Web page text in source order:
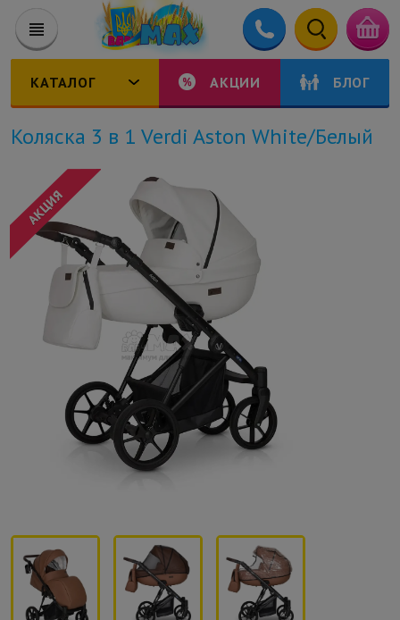
КАТАЛОГ АКЦИИ БЛОГ
Коляска 3 в 1 Verdi Aston White/Белый